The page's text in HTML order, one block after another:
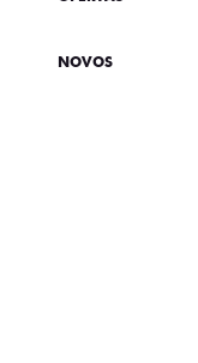
NOVOS